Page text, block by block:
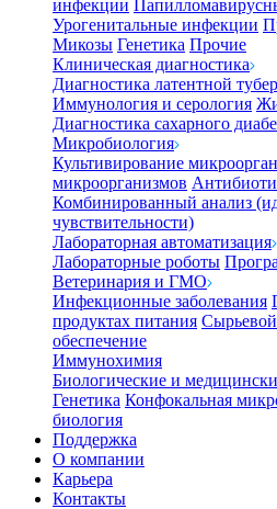
инфекции
Урогенитальные инфекции
Микозы Генетика Прочие
Клиническая диагностика
Диагностика латентной
Иммунология и серология
Диагностика сахарного
Микробиология
Культивирование
микроорганизмов
Комбинированный анализ
чувствительности)
Лабораторная автоматизация
Лабораторные роботы
Ветеринария и ГМО
Инфекционные заболевания
продуктах питания Сырьевой
обеспечение
Иммунохимия
Биологические и
Генетика Конфокальная
биология
Поддержка
О компании
Карьера
Контакты